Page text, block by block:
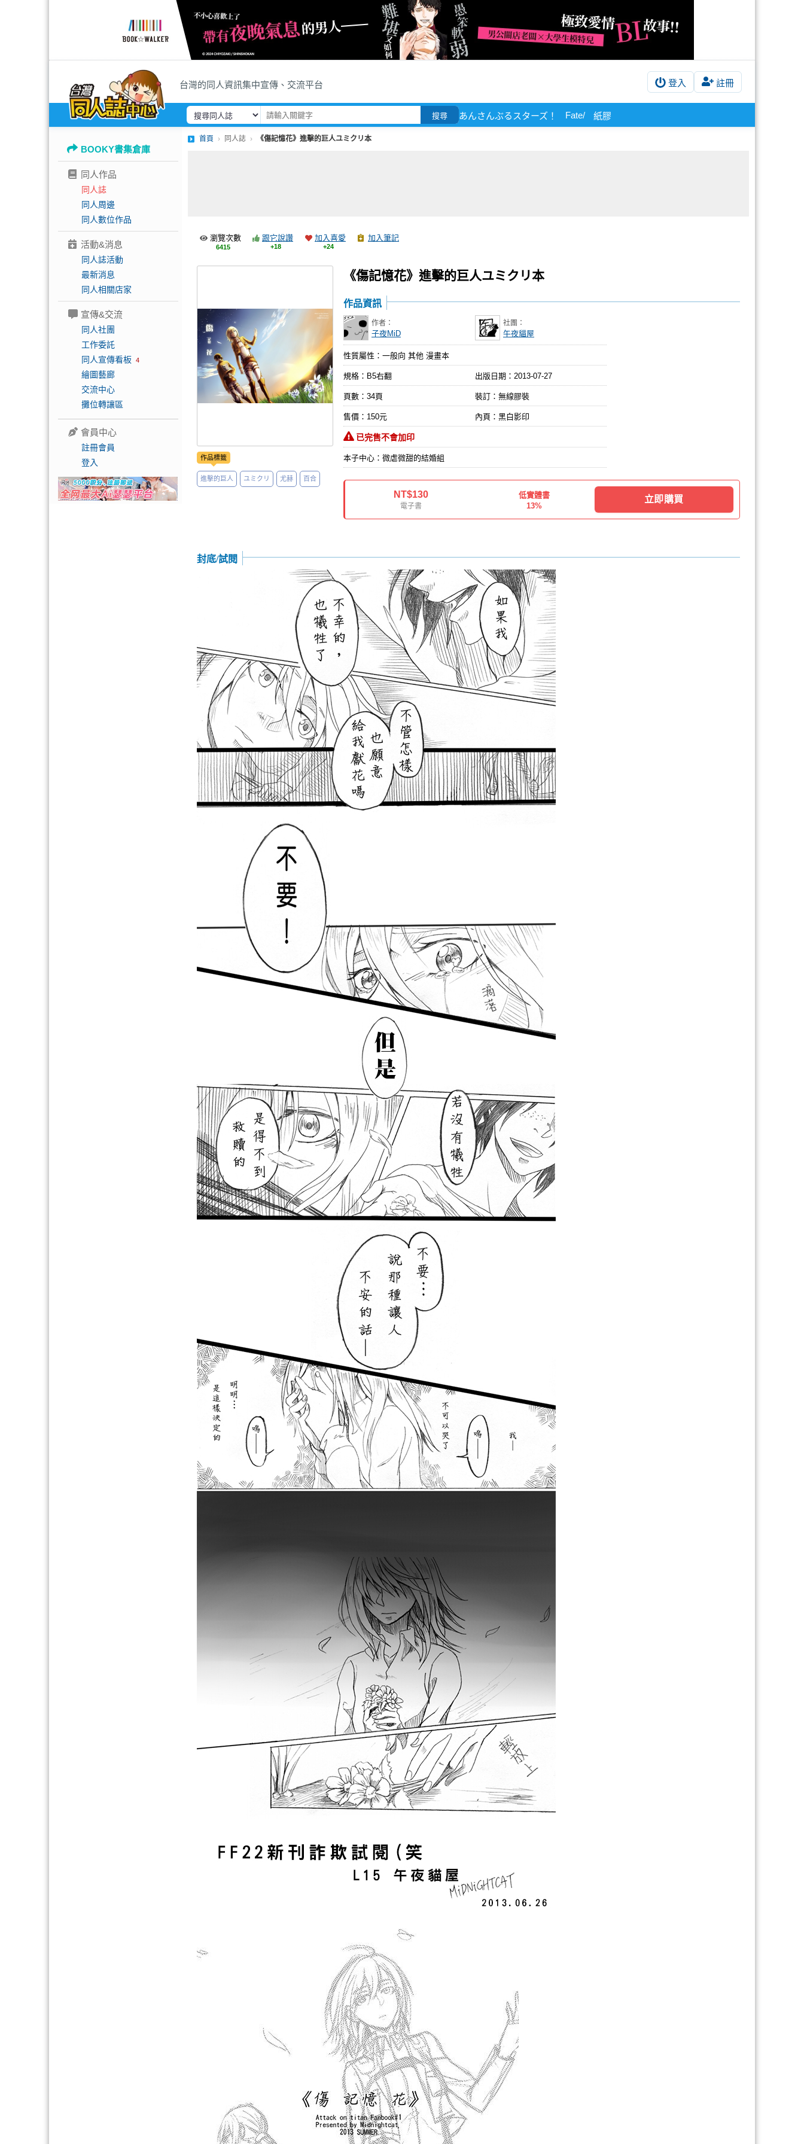
台灣的同人資訊集中宣傳、交流平台 登入 註冊
搜尋 あんさんぶるスターズ！ Fate/ 紙膠
BOOKY書集倉庫
同人作品
同人誌
同人周邊
同人數位作品
活動&消息
同人誌活動
最新消息
同人相關店家
宣傳&交流
同人社團
工作委託
同人宣傳看板 4
繪圖藝廊
交流中心
攤位轉讓區
會員中心
註冊會員
登入
首頁 同人誌 《傷記憶花》進擊的巨人ユミクリ本
瀏覽次數
6415
跟它說讚
+18
加入喜愛
+24
加入筆記
《傷記憶花》進擊的巨人ユミクリ本
作品標籤
進擊的巨人 ユミクリ 尤赫 百合
作品資訊
作者：
子夜MiD
社團：
午夜貓屋
性質屬性：一般向 其他 漫畫本
規格：B5右翻 出版日期： 2013-07-27
頁數：34頁 裝訂：無線膠裝
售價：150元 內頁：黑白影印
已完售不會加印
本子中心：微虐微甜的結婚組
NT$130
電子書
低實體書
13%
立即購買
封底/試閱